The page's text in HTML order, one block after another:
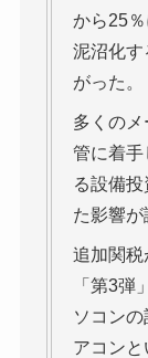
から25
泥沼化す
がった。
多くの
管に着手
る設備
た影響が
追加関税
「第3弾
ソコン
アコン